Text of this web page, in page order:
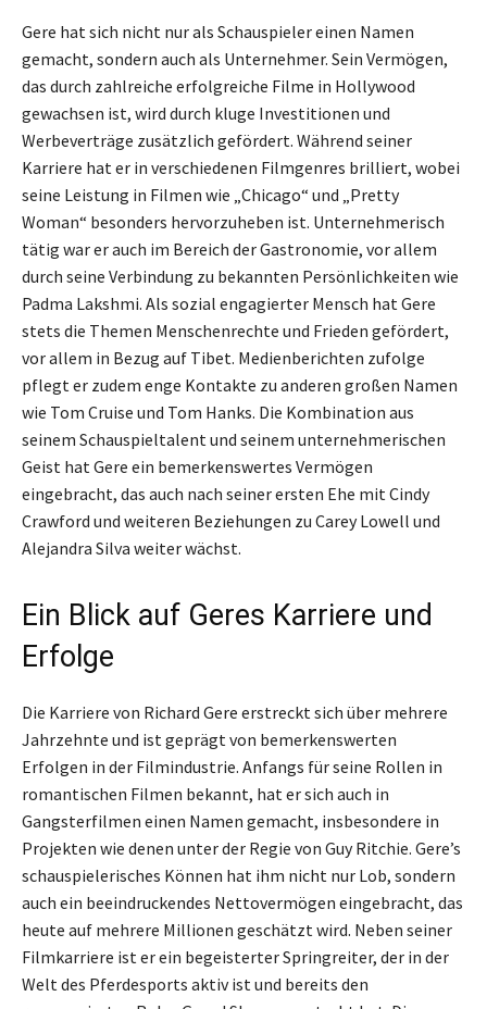
Gere hat sich nicht nur als Schauspieler einen Namen
gemacht, sondern auch als Unternehmer. Sein Vermögen,
das durch zahlreiche erfolgreiche Filme in Hollywood
gewachsen ist, wird durch kluge Investitionen und
Werbeverträge zusätzlich gefördert. Während seiner
Karriere hat er in verschiedenen Filmgenres brilliert, wobei
seine Leistung in Filmen wie „Chicago“ und „Pretty
Woman“ besonders hervorzuheben ist. Unternehmerisch
tätig war er auch im Bereich der Gastronomie, vor allem
durch seine Verbindung zu bekannten Persönlichkeiten wie
Padma Lakshmi. Als sozial engagierter Mensch hat Gere
stets die Themen Menschenrechte und Frieden gefördert,
vor allem in Bezug auf Tibet. Medienberichten zufolge
pflegt er zudem enge Kontakte zu anderen großen Namen
wie Tom Cruise und Tom Hanks. Die Kombination aus
seinem Schauspieltalent und seinem unternehmerischen
Geist hat Gere ein bemerkenswertes Vermögen
eingebracht, das auch nach seiner ersten Ehe mit Cindy
Crawford und weiteren Beziehungen zu Carey Lowell und
Alejandra Silva weiter wächst.
Ein Blick auf Geres Karriere und
Erfolge
Die Karriere von Richard Gere erstreckt sich über mehrere
Jahrzehnte und ist geprägt von bemerkenswerten
Erfolgen in der Filmindustrie. Anfangs für seine Rollen in
romantischen Filmen bekannt, hat er sich auch in
Gangsterfilmen einen Namen gemacht, insbesondere in
Projekten wie denen unter der Regie von Guy Ritchie. Gere’s
schauspielerisches Können hat ihm nicht nur Lob, sondern
auch ein beeindruckendes Nettovermögen eingebracht, das
heute auf mehrere Millionen geschätzt wird. Neben seiner
Filmkarriere ist er ein begeisterter Springreiter, der in der
Welt des Pferdesports aktiv ist und bereits den